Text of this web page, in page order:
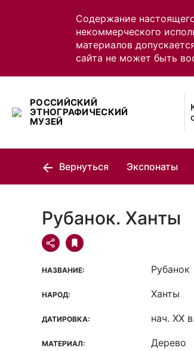
Содержание
некоммерческого
материалов
сайта не может быть
РОССИЙСКИЙ
ЭТНОГРАФИЧЕСКИЙ
МУЗЕЙ
Вернуться Экспонаты
Рубанок. Ханты
НАЗВАНИЕ: Рубанок
НАРОД: Ханты
ДАТИРОВКА: нач. XX в.
МАТЕРИАЛ: Дерево